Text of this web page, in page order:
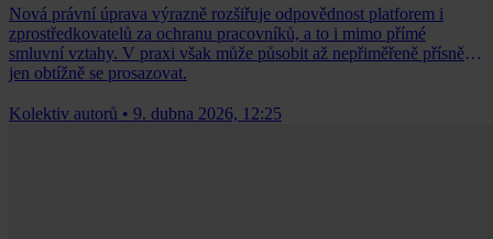
Nová právní úprava výrazně rozšiřuje odpovědnost platforem i
zprostředkovatelů za ochranu pracovníků, a to i mimo přímé
smluvní vztahy. V praxi však může působit až nepřiměřeně přísně a
jen obtížně se prosazovat.
Kolektiv autorů • 9. dubna 2026, 12:25